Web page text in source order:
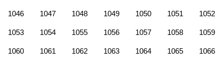
1046 1047 1048 1049 1050 1051 1052
1053 1054 1055 1056 1057 1058 1059
1060 1061 1062 1063 1064 1065 1066